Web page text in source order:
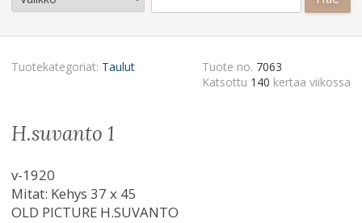
Tuotekategoriat: Taulut Tuote no. 7063
Katsottu 140 kertaa viikossa
h.suvanto 1
v-1920
Mitat: Kehys 37 x 45
OLD PICTURE H.SUVANTO